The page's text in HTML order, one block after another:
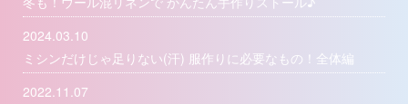
2024.03.10
ミシンだけじゃ足りない(汗) 服作りに必要なもの！全体編
2022.11.07